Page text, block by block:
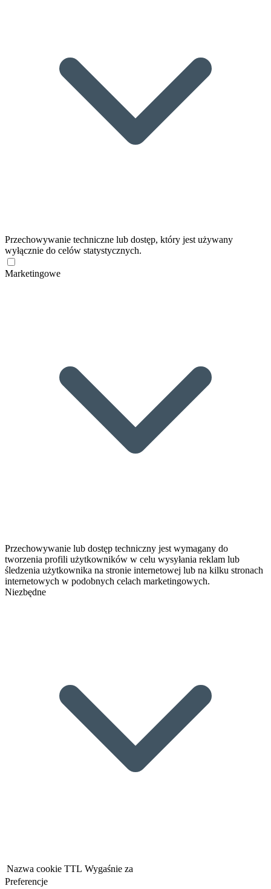
Przechowywanie techniczne lub dostęp, który jest używany
wyłącznie do celów statystycznych.
Marketingowe
Przechowywanie lub dostęp techniczny jest wymagany do
tworzenia profili użytkowników w celu wysyłania reklam lub
śledzenia użytkownika na stronie internetowej lub na kilku stronach
internetowych w podobnych celach marketingowych.
Niezbędne
Nazwa cookie TTL Wygaśnie za
Preferencje